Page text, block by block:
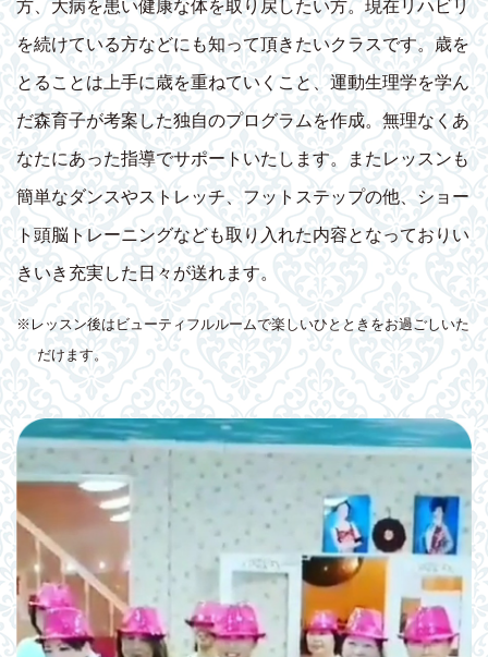
方、大病を患い健康な体を取り戻したい方。現在リハビリ
を続けている方などにも知って頂きたいクラスです。歳を
とることは上手に歳を重ねていくこと、運動生理学を学ん
だ森育子が考案した独自のプログラムを作成。無理なくあ
なたにあった指導でサポートいたします。またレッスンも
簡単なダンスやストレッチ、フットステップの他、ショー
ト頭脳トレーニングなども取り入れた内容となっておりい
きいき充実した日々が送れます。
※レッスン後はビューティフルルームで楽しいひとときをお過ごしいた
だけます。